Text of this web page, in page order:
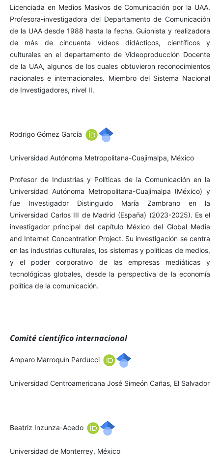
Licenciada en Medios Masivos de Comunicación por la UAA.
Profesora-investigadora del Departamento de Comunicación
de la UAA desde 1988 hasta la fecha. Guionista y realizadora
de más de cincuenta vídeos didácticos, científicos y
culturales en el departamento de Videoproducción Docente
de la UAA, algunos de los cuales obtuvieron reconocimientos
nacionales e internacionales. Miembro del Sistema Nacional
de Investigadores, nivel II.
Rodrigo Gómez García
Universidad Autónoma Metropolitana-Cuajimalpa, México
Profesor de Industrias y Políticas de la Comunicación en la
Universidad Autónoma Metropolitana-Cuajimalpa (México) y
fue Investigador Distinguido María Zambrano en la
Universidad Carlos III de Madrid (España) (2023-2025). Es el
investigador principal del capítulo México del Global Media
and Internet Concentration Project. Su investigación se centra
en las industrias culturales, los sistemas y políticas de medios,
y el poder corporativo de las empresas mediáticas y
tecnológicas globales, desde la perspectiva de la economía
política de la comunicación.
Comité científico internacional
Amparo Marroquín Parducci
Universidad Centroamericana José Simeón Cañas, El Salvador
Beatriz Inzunza-Acedo
Universidad de Monterrey, México